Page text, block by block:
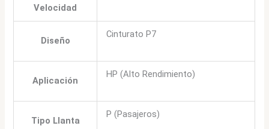
Velocidad
Diseño
Cinturato P7
Aplicación
HP (Alto Rendimiento)
Tipo Llanta
P (Pasajeros)